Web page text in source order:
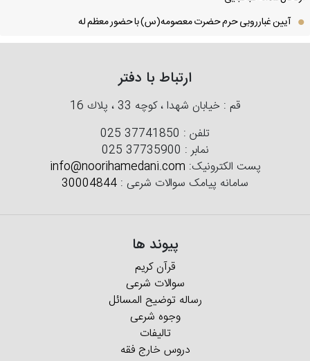
آیین غبارروبی حرم حضرت معصومه(س) با حضور معظم له
ارتباط با دفتر
قم : خیابان شهدا ، كوچه 33 ، پلاك 16
تلفن :025 37741850
نمابر :025 37735900
پست الکترونیک:info@noorihamedani.com
سامانه پیامک سوالات شرعی : 30004844
پیوند ها
قرآن کریم
سوالات شرعی
رساله توضیح المسائل
وجوه شرعی
تالیفات
دروس خارج فقه